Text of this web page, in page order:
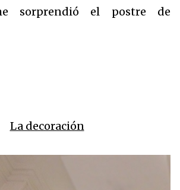
sorprendió el postre de
La decoración